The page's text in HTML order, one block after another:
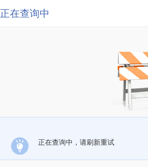
正在查询中
正在查询中，请刷新重试